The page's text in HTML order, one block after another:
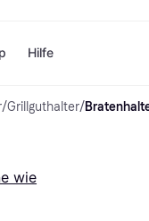
Shopping und
Temu
Samsung
Shoppe
Hilfe
/Grillguthalter/
wie